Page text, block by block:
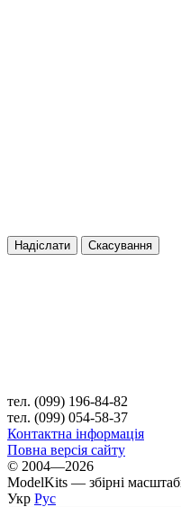
Надіслати Скасування
тел. (099) 196-84-82
тел. (099) 054-58-37
Контактна інформація
Повна версія сайту
© 2004—2026
ModelKits — збірні
Укр Рус